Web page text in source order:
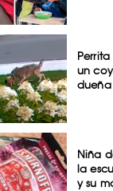
un
dueña
Niña
la
y su